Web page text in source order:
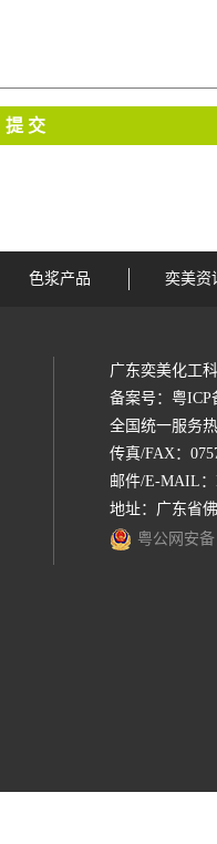
色浆产品 奕美资
广东奕美化工
备案号： 粤ICP
全国统一服务
传真/FAX：
邮件/E-MAIL：
地址：广东省
粤公网安备